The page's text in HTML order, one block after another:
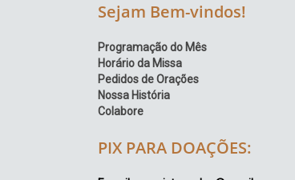
Sejam Bem-vindos!
Programação do Mês
Horário da Missa
Pedidos de Orações
Nossa História
Colabore
PIX PARA DOAÇÕES: